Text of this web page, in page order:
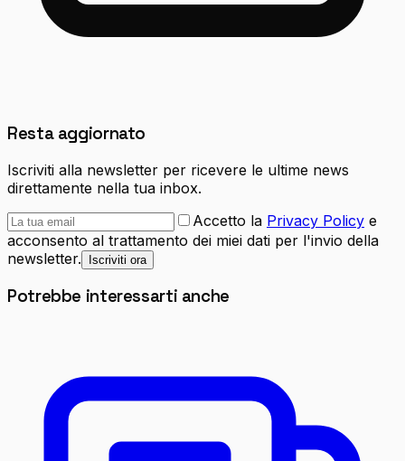
Resta aggiornato
Iscriviti alla newsletter per ricevere le ultime news
direttamente nella tua inbox.
Accetto la Privacy Policy e
acconsento al trattamento dei miei dati per l'invio della
newsletter.
Iscriviti ora
Potrebbe interessarti anche